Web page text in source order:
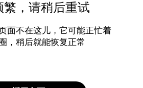
繁，请稍后重试
面不在这儿，它可能正忙着
，稍后就能恢复正常